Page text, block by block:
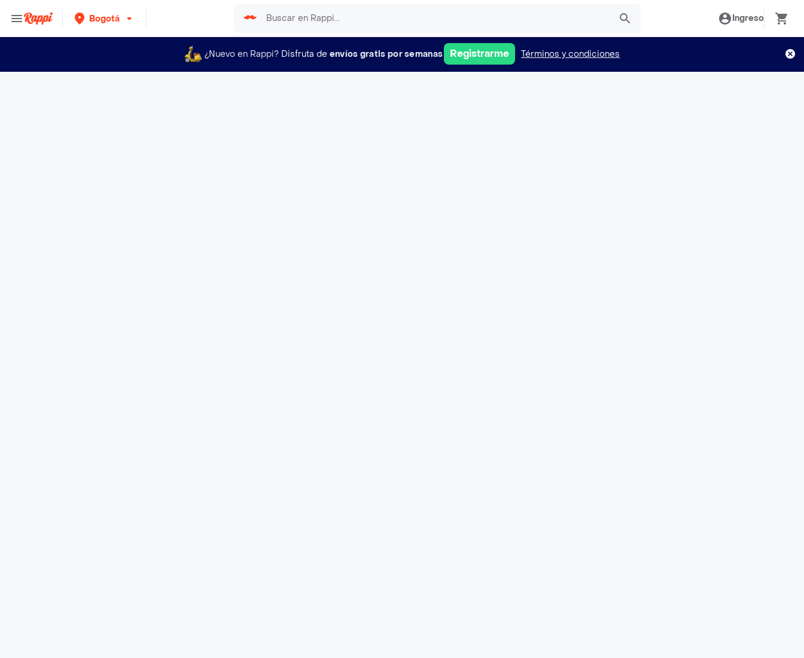
Bogotá Ingreso
¿Nuevo en Rappi? Disfruta de envíos gratis por semanas Registrarme Términos y condiciones